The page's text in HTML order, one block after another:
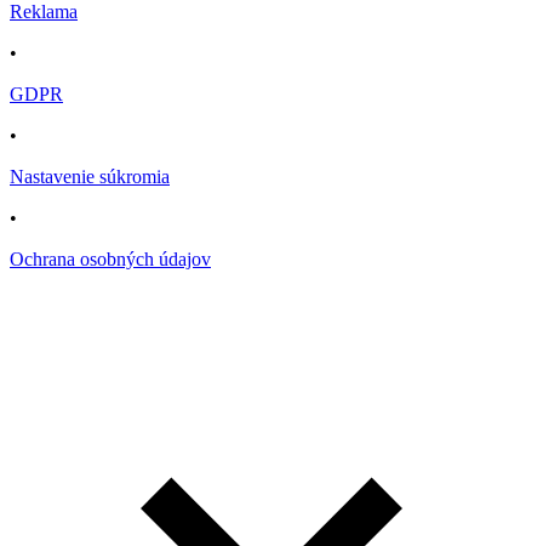
Reklama
•
GDPR
•
Nastavenie súkromia
•
Ochrana osobných údajov